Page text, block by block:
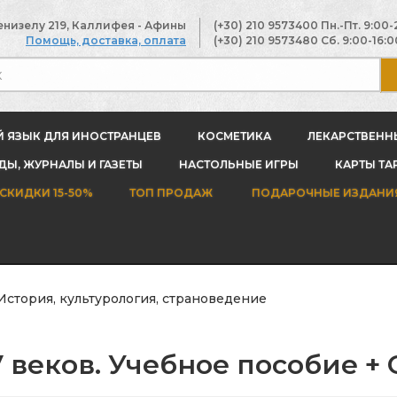
219, Каллифея - Афины
Помощь, доставка, оплата
(+30) 210 9573400 Пн.-Пт. 9:00-
(+30) 210 9573480 Сб. 9:00-
ЯЗЫК ДЛЯ ИНОСТРАНЦЕВ КОСМЕТИКА
ЖУРНАЛЫ И ГАЗЕТЫ НАСТОЛЬНЫЕ ИГРЫ КАРТЫ
СКИДКИ 15-50% ТОП ПРОДАЖ ПОДАРОЧНЫЕ
культурология, страноведение
Учебное пособие +